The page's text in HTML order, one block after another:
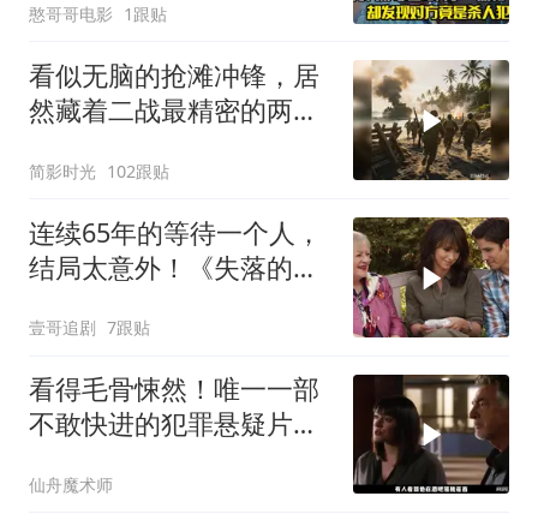
憨哥哥电影 1跟贴
看似无脑的抢滩冲锋，居
然藏着二战最精密的两栖
简影时光 102跟贴
连续65年的等待一个人，
结局太意外！《失落的情
壹哥追剧 7跟贴
看得毛骨悚然！唯一一部
不敢快进的犯罪悬疑片，
仙舟魔术师